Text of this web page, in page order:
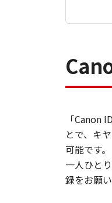
「Canon
とで、キ
可能です
一人ひと
録をお願